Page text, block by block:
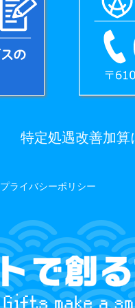
特定処遇改善加算
プライバシーポリシー